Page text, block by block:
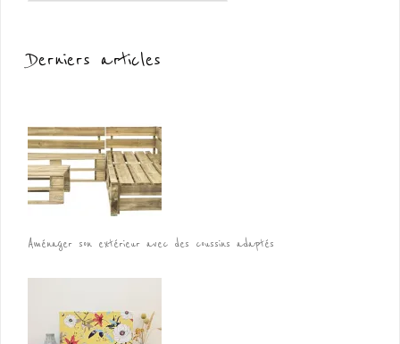
Derniers articles
Aménager son extérieur avec des coussins adaptés